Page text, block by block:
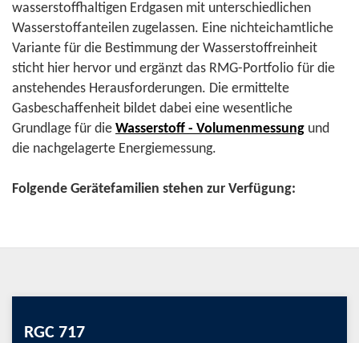
wasserstoffhaltigen Erdgasen mit unterschiedlichen
Wasserstoffanteilen zugelassen. Eine nichteichamtliche
Variante für die Bestimmung der Wasserstoffreinheit
sticht hier hervor und ergänzt das RMG-Portfolio für die
anstehendes Herausforderungen. Die ermittelte
Gasbeschaffenheit bildet dabei eine wesentliche
Grundlage für die Wasserstoff - Volumenmessung und
die nachgelagerte Energiemessung.
Folgende Gerätefamilien stehen zur Verfügung:
RGC 717